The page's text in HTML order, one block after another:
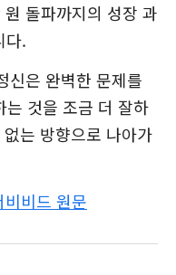
돌파까지의 성장 과
다.
신은 완벽한 문제를
것을 조금 더 잘하
는 방향으로 나아가
비드 원문